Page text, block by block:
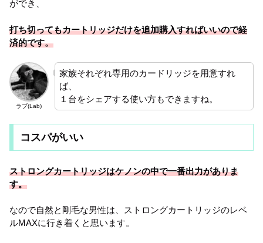
ができ、
打ち切ってもカートリッジだけを追加購入すればいいので経
済的です。
ラブ(Lab)
家族それぞれ専用のカードリッジを用意すれ
ば、
１台をシェアする使い方もできますね。
コスパがいい
ストロングカートリッジはケノンの中で一番出力がありま
す。
なので自然と剛毛な男性は、ストロングカートリッジのレベ
ルMAXに行き着くと思います。